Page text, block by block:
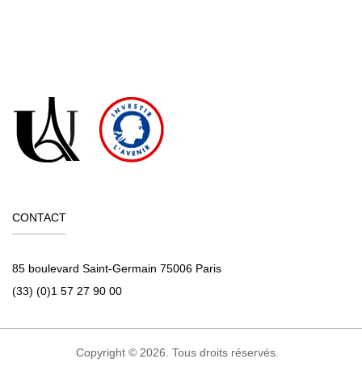
CONTACT
85 boulevard Saint-Germain 75006 Paris
(33) (0)1 57 27 90 00
Copyright © 2026. Tous droits réservés.